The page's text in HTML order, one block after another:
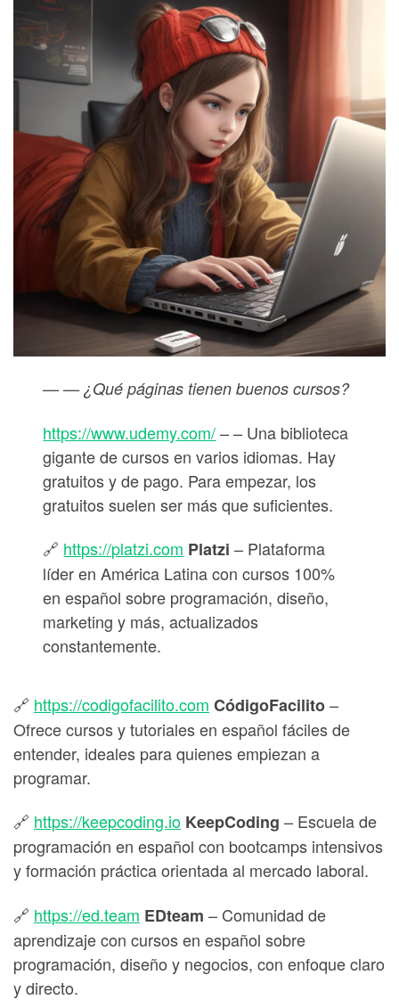
— —¿Qué páginas tienen buenos cursos?
https://www.udemy.com/– – Una biblioteca
gigante de cursos en varios idiomas. Hay
gratuitos y de pago. Para empezar, los
gratuitos suelen ser más que suficientes.
🔗 https://platzi.com Platzi – Plataforma
líder en América Latina con cursos 100%
en español sobre programación, diseño,
marketing y más, actualizados
constantemente.
🔗 https://codigofacilito.com CódigoFacilito–
Ofrece cursos y tutoriales en español fáciles de
entender, ideales para quienes empiezan a
programar.
🔗 https://keepcoding.io KeepCoding – Escuela de
programación en español con bootcamps intensivos
y formación práctica orientada al mercado laboral.
🔗 https://ed.team EDteam – Comunidad de
aprendizaje con cursos en español sobre
programación, diseño y negocios, con enfoque claro
y directo.